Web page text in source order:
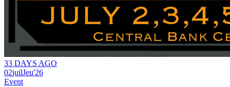
33 DAYS AGO
02juilJeu'26
Event